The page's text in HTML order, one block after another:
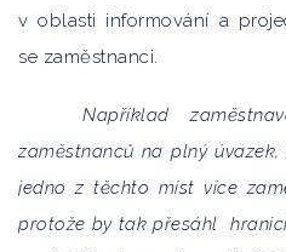
v oblasti informování a
se zaměstnanci.
Například
zaměstnanců na plný
jedno z těchto míst více
protože by tak přesáhl